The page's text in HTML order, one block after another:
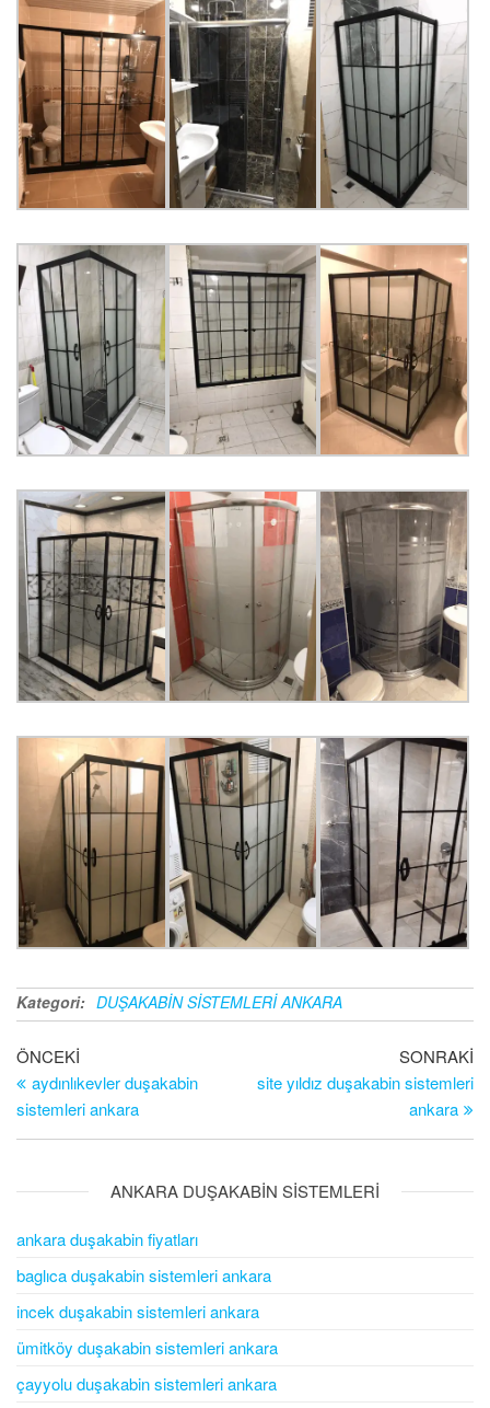
Kategori: DUŞAKABİN SİSTEMLERİ ANKARA
Yazı dolaşımı
Önceki Yazı
ÖNCEKI
aydınlıkevler duşakabin
sistemleri ankara
SONRAKI
site yıldız duşakabin sistemleri
ankara
ANKARA DUŞAKABİN SİSTEMLERİ
ankara duşakabin fiyatları
baglıca duşakabin sistemleri ankara
incek duşakabin sistemleri ankara
ümitköy duşakabin sistemleri ankara
çayyolu duşakabin sistemleri ankara